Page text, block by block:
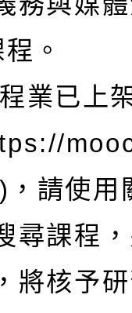
。
業已上
請使用
尋課程
將核予